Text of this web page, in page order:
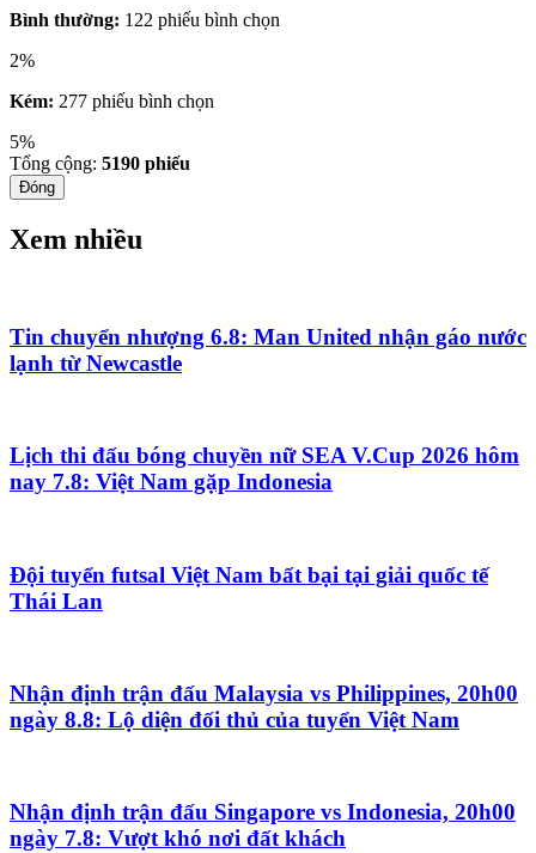
Bình thường: 122 phiếu bình chọn
2%
Kém: 277 phiếu bình chọn
5%
Tổng cộng: 5190 phiếu
Đóng
Xem nhiều
Tin chuyển nhượng 6.8: Man United nhận gáo nước
lạnh từ Newcastle
Lịch thi đấu bóng chuyền nữ SEA V.Cup 2026 hôm
nay 7.8: Việt Nam gặp Indonesia
Đội tuyển futsal Việt Nam bất bại tại giải quốc tế
Thái Lan
Nhận định trận đấu Malaysia vs Philippines, 20h00
ngày 8.8: Lộ diện đối thủ của tuyển Việt Nam
Nhận định trận đấu Singapore vs Indonesia, 20h00
ngày 7.8: Vượt khó nơi đất khách